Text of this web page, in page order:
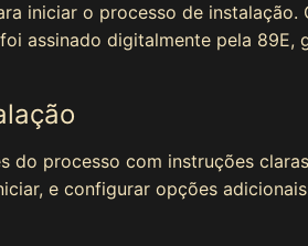
iniciar o processo de
assinado digitalmente pela
do processo com instruções
e configurar opções